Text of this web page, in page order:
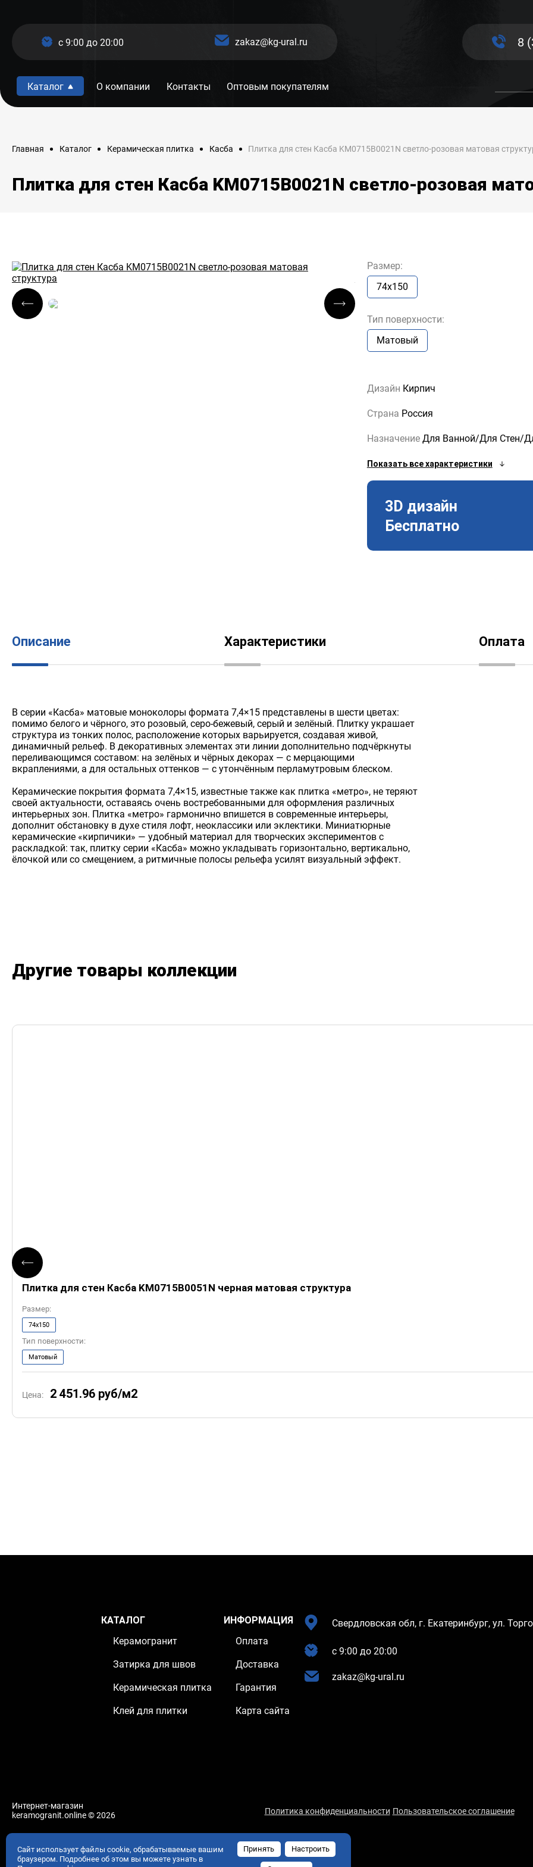
c 9:00 до 20:00 zakaz@kg-ural.ru
Каталог О компании Контакты Оптовым покупателям
8
Главная Каталог Керамическая плитка Касба Плитка для стен Касба KM0715B0021N светло-розовая матовая
Плитка для стен Касба KM0715B0021N светло-розовая
Размер:
74x150
Тип поверхности:
Матовый
Дизайн Кирпич
Страна Россия
Назначение Для Ванной/Для Стен/
Показать все характеристики
3D дизайн
Бесплатно
Описание Характеристики Оплата
В серии «Касба» матовые моноколоры формата 7,4×15 представлены в шести цветах:
помимо белого и чёрного, это розовый, серо-бежевый, серый и зелёный. Плитку украшает
структура из тонких полос, расположение которых варьируется, создавая живой,
динамичный рельеф. В декоративных элементах эти линии дополнительно подчёркнуты
переливающимся составом: на зелёных и чёрных декорах — с мерцающими
вкраплениями, а для остальных оттенков — с утончённым перламутровым блеском.
Керамические покрытия формата 7,4×15, известные также как плитка «метро», не теряют
своей актуальности, оставаясь очень востребованными для оформления различных
интерьерных зон. Плитка «метро» гармонично впишется в современные интерьеры,
дополнит обстановку в духе стиля лофт, неоклассики или эклектики. Миниатюрные
керамические «кирпичики» — удобный материал для творческих экспериментов с
раскладкой: так, плитку серии «Касба» можно укладывать горизонтально, вертикально,
ёлочкой или со смещением, а ритмичные полосы рельефа усилят визуальный эффект.
Другие товары коллекции
Плитка для стен Касба KM0715B0051N черная матовая структура
Цена: 2 451.96 руб/м2
Размер:
74x150
Тип поверхности:
Матовый
КАТАЛОГ
Керамогранит
Затирка для швов
Керамическая плитка
Клей для плитки
ИНФОРМАЦИЯ
Оплата
Доставка
Гарантия
Карта сайта
Свердловская обл, г. Екатеринбург, ул.
c 9:00 до 20:00
zakaz@kg-ural.ru
Интернет-магазин
keramogranit.online © 2026
Политика конфиденциальности Пользовательское соглашение
Сайт использует файлы cookie, обрабатываемые вашим
браузером. Подробнее об этом вы можете узнать в
Принять Настроить